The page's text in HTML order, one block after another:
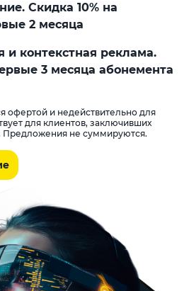
Скидка 10% на
2 месяца
и контекстная реклама.
3 месяца абонемента
офертой и недействительно для
для клиентов, заключивших
Предложения не суммируются.